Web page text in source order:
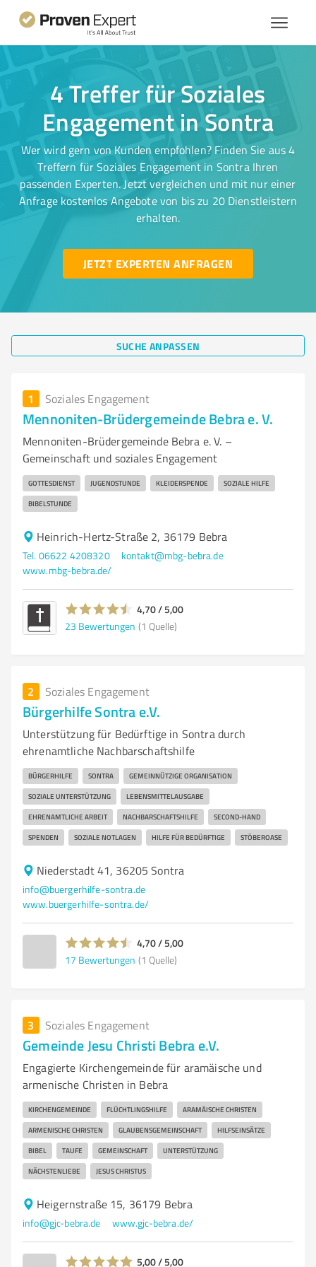
4 Treffer für Soziales
Engagement in Sontra
Wer wird gern von Kunden empfohlen? Finden Sie aus 4
Treffern für Soziales Engagement in Sontra Ihren
passenden Experten. Jetzt vergleichen und mit nur einer
Anfrage kostenlos Angebote von bis zu 20 Dienstleistern
erhalten.
JETZT EXPERTEN ANFRAGEN
SUCHE ANPASSEN
1 Soziales Engagement
Mennoniten-Brüdergemeinde Bebra e. V.
Mennoniten-Brüdergemeinde Bebra e. V. –
Gemeinschaft und soziales Engagement
GOTTESDIENST JUGENDSTUNDE KLEIDERSPENDE SOZIALE HILFE
BIBELSTUNDE
Heinrich-Hertz-Straße 2, 36179 Bebra
Tel. 06622 4208320
kontakt@mbg-bebra.de
www.mbg-bebra.de/
4,70 / 5,00
23 Bewertungen (1 Quelle)
2 Soziales Engagement
Bürgerhilfe Sontra e.V.
Unterstützung für Bedürftige in Sontra durch
ehrenamtliche Nachbarschaftshilfe
BÜRGERHILFE SONTRA GEMEINNÜTZIGE ORGANISATION
SOZIALE UNTERSTÜTZUNG LEBENSMITTELAUSGABE
EHRENAMTLICHE ARBEIT NACHBARSCHAFTSHILFE SECOND-HAND
SPENDEN SOZIALE NOTLAGEN HILFE FÜR BEDÜRFTIGE STÖBEROASE
Niederstadt 41, 36205 Sontra
info@buergerhilfe-sontra.de
www.buergerhilfe-sontra.de/
4,70 / 5,00
17 Bewertungen (1 Quelle)
3 Soziales Engagement
Gemeinde Jesu Christi Bebra e.V.
Engagierte Kirchengemeinde für aramäische und
armenische Christen in Bebra
KIRCHENGEMEINDE FLÜCHTLINGSHILFE ARAMÄISCHE CHRISTEN
ARMENISCHE CHRISTEN GLAUBENSGEMEINSCHAFT HILFSEINSÄTZE
BIBEL TAUFE GEMEINSCHAFT UNTERSTÜTZUNG
NÄCHSTENLIEBE JESUS CHRISTUS
Heigernstraße 15, 36179 Bebra
info@gjc-bebra.de www.gjc-bebra.de/
5,00 / 5,00